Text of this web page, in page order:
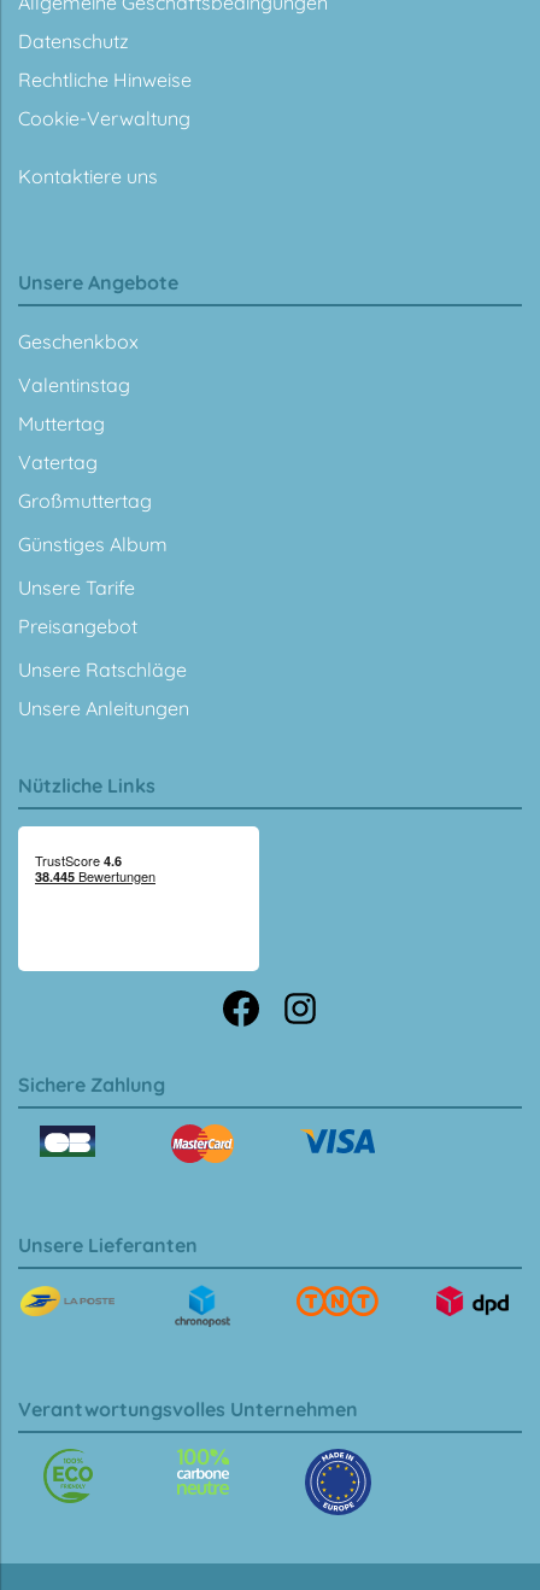
Datenschutz
Rechtliche Hinweise
Cookie-Verwaltung
Kontaktiere uns
Unsere Angebote
Geschenkbox
Valentinstag
Muttertag
Vatertag
Großmuttertag
Günstiges Album
Unsere Tarife
Preisangebot
Unsere Ratschläge
Unsere Anleitungen
Nützliche Links
Sichere Zahlung
Unsere Lieferanten
Verantwortungsvolles Unternehmen